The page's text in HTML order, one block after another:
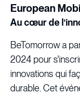
European
Au cœur de
BeTomorrow a
2024 pour
innovations qui
durable. Cet